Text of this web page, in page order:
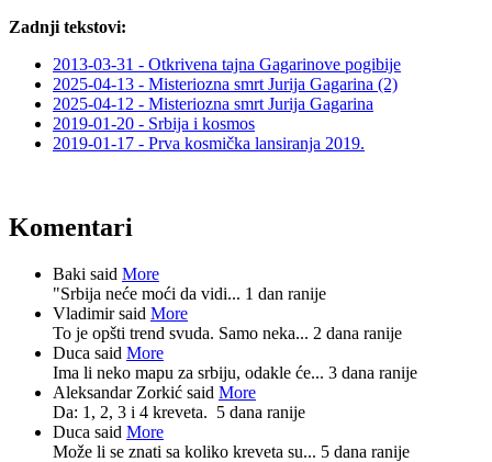
Zadnji tekstovi:
2013-03-31 - Otkrivena tajna Gagarinove pogibije
2025-04-13 - Misteriozna smrt Jurija Gagarina (2)
2025-04-12 - Misteriozna smrt Jurija Gagarina
2019-01-20 - Srbija i kosmos
2019-01-17 - Prva kosmička lansiranja 2019.
Komentari
Baki said More
"Srbija neće moći da vidi... 1 dan ranije
Vladimir said More
To je opšti trend svuda. Samo neka... 2 dana ranije
Duca said More
Ima li neko mapu za srbiju, odakle će... 3 dana ranije
Aleksandar Zorkić said More
Da: 1, 2, 3 i 4 kreveta. 5 dana ranije
Duca said More
Može li se znati sa koliko kreveta su... 5 dana ranije